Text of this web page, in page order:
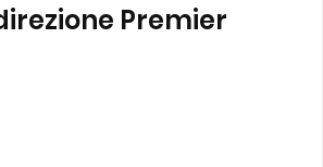
Premier